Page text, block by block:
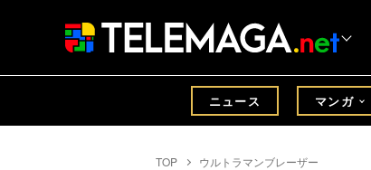
ニュース マンガ
TOP ウルトラマンブレーザー